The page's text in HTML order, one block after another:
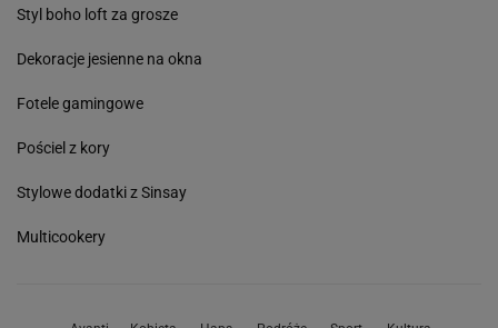
Styl boho loft za grosze
Dekoracje jesienne na okna
Fotele gamingowe
Pościel z kory
Stylowe dodatki z Sinsay
Multicookery